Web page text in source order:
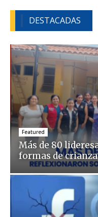
DESTACADAS
Featured
Más de 80
formas de crianza